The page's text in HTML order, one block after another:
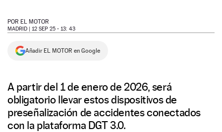
POR EL MOTOR
MADRID | 12 SEP 25 - 13: 43
Añadir EL MOTOR en Google
A partir del 1 de enero de 2026, será
obligatorio llevar estos dispositivos de
preseñalización de accidentes conectados
con la plataforma DGT 3.0.